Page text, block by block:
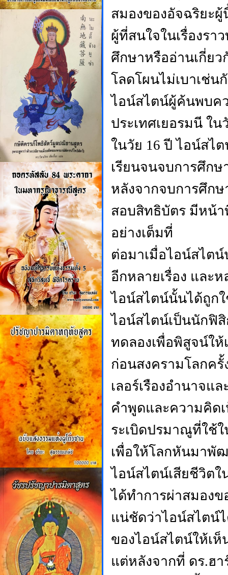
สมองของอัจฉริยะ
ผู้ที่สนใจในเรื่องร
ศึกษาหรืออ่านเกี่ย
โลดโผนไม่เบาเช่น
ไอน์สไตน์ผู้ค้นพบค
ประเทศเยอรมนี ใ
ในวัย 16 ปี ไอน์สไ
เรียนจนจบการศึก
หลังจากจบการศึก
สอบสิทธิบัตร มีหน้า
อย่างเต็มที่
ต่อมาเมื่อไอน์สไต
อีกหลายเรื่อง และ
ไอน์สไตน์นั้นได้ถูกใ
ไอน์สไตน์เป็นนักฟิ
ทดลองเพื่อพิสูจน์ใ
ก่อนสงครามโลกค
เลอร์เรืองอำนาจแ
คำพูดและความคิด
ระเบิดปรมาณูที่ใช้
เพื่อให้โลกหันมาพั
ไอน์สไตน์เสียชีวิต
ได้ทำการผ่าสมองข
แน่ชัดว่าไอน์สไตน์
ของไอน์สไตน์ให้เ
แต่หลังจากที่ ดร.ฮา